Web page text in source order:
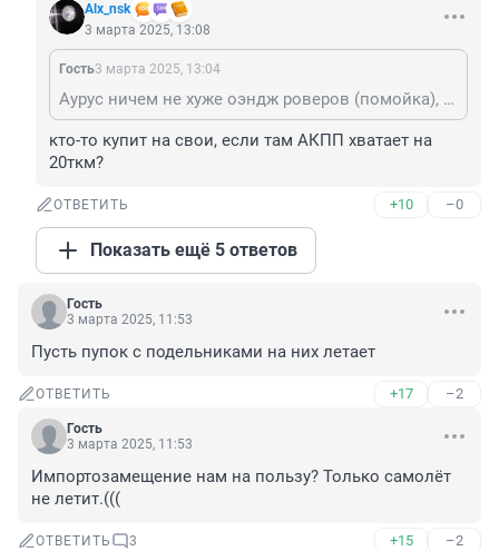
Alx_nsk
3 марта 2025, 13:08
Гость3 марта 2025, 13:04
Аурус ничем не хуже оэндж роверов (помойка), роллс ройсов( такая же помойка) и бмв (самая помойка). Богатым нравится. Вот им их и делают.
кто-то купит на свои, если там АКПП хватает на
20ткм?
ОТВЕТИТЬ +10 –0
Показать ещё 5 ответов
Гость
3 марта 2025, 11:53
Пусть пупок с подельниками на них летает
ОТВЕТИТЬ +17 –2
Гость
3 марта 2025, 11:53
Импортозамещение нам на пользу? Только самолёт
не летит.(((
ОТВЕТИТЬ 3 +15 –2